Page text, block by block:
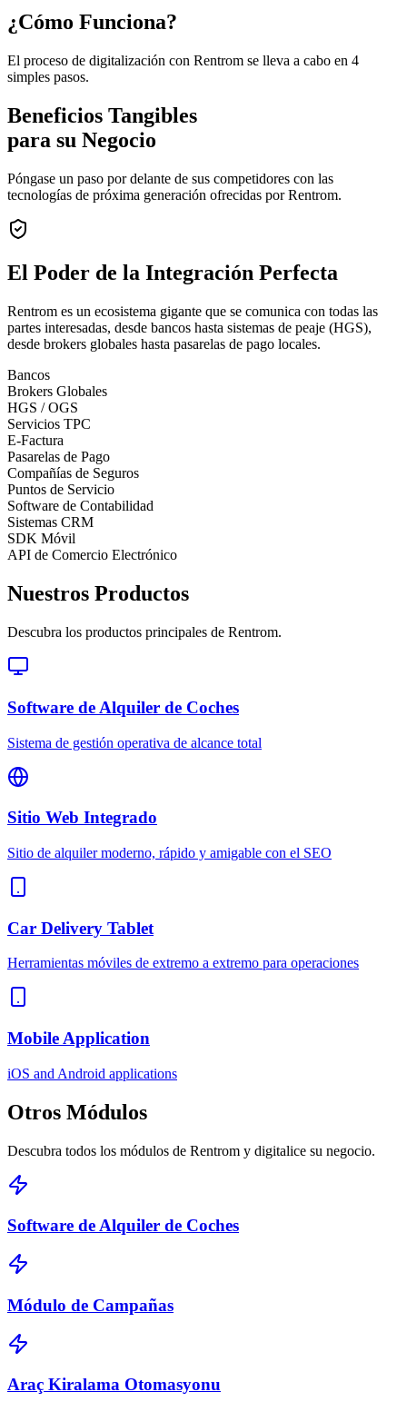
¿Cómo Funciona?
El proceso de digitalización con Rentrom se lleva a cabo en 4
simples pasos.
Beneficios Tangibles
para su Negocio
Póngase un paso por delante de sus competidores con las
tecnologías de próxima generación ofrecidas por Rentrom.
El Poder de la Integración Perfecta
Rentrom es un ecosistema gigante que se comunica con todas las
partes interesadas, desde bancos hasta sistemas de peaje (HGS),
desde brokers globales hasta pasarelas de pago locales.
Bancos
Brokers Globales
HGS / OGS
Servicios TPC
E-Factura
Pasarelas de Pago
Compañías de Seguros
Puntos de Servicio
Software de Contabilidad
Sistemas CRM
SDK Móvil
API de Comercio Electrónico
Nuestros Productos
Descubra los productos principales de Rentrom.
Software de Alquiler de Coches
Sistema de gestión operativa de alcance total
Sitio Web Integrado
Sitio de alquiler moderno, rápido y amigable con el SEO
Car Delivery Tablet
Herramientas móviles de extremo a extremo para operaciones
Mobile Application
iOS and Android applications
Otros Módulos
Descubra todos los módulos de Rentrom y digitalice su negocio.
Software de Alquiler de Coches
Módulo de Campañas
Araç Kiralama Otomasyonu